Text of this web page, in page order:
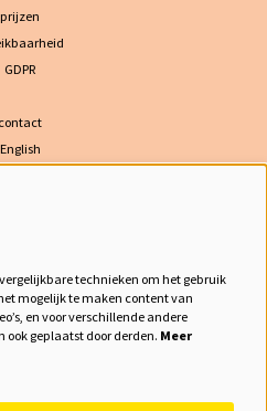
prijzen
GDPR
contact
English
de nieuwsbrief
technieken om het gebruik
mogelijk te maken content van
en voor verschillende andere
ook geplaatst door derden. Meer